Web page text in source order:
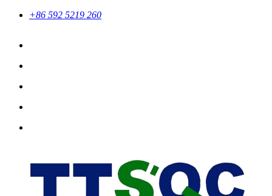
+86 592 5219 260